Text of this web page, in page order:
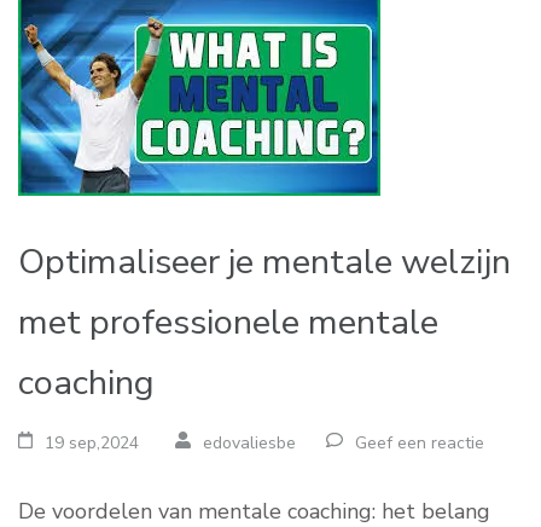
Optimaliseer je mentale welzijn
met professionele mentale
coaching
19 sep,2024 edovaliesbe Geef een reactie
De voordelen van mentale coaching: het belang